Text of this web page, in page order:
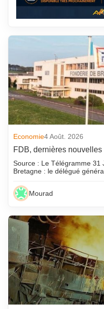
Economie4 Août. 2026
FDB, dernières nouvelles
Source : Le Télégramme 31
Bretagne : le délégué
Mourad